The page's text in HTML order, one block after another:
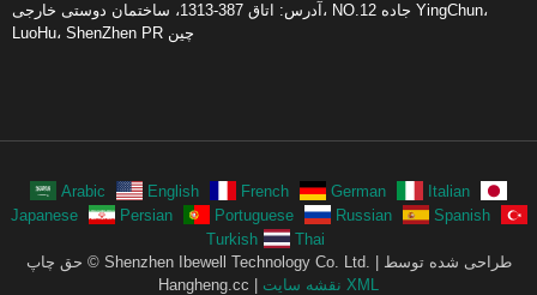
آدرس: اتاق 387-1313، ساختمان دوستی خارجی، NO.12 جاده YingChun،
LuoHu، ShenZhen PR چین
Arabic English French German
Italian
Japanese
Persian Portuguese Russian
Spanish
Turkish
Thai
حق چاپ © Shenzhen Ibewell Technology Co. Ltd. | طراحی شده توسط
Hangheng.cc |
نقشه سایت XML